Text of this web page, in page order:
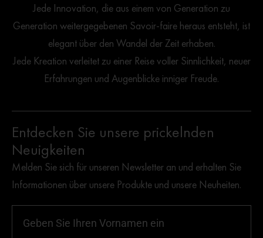
Jede Innovation, die aus einem von Generation zu
Generation weitergegebenen Savoir-faire heraus entsteht, ist
elegant über den Wandel der Zeit erhaben.
Jede Kreation verleitet zu einer Reise voller Sinnlichkeit, neuer
Erfahrungen und Augenblicke inniger Freude.
Entdecken Sie unsere prickelnden
Neuigkeiten
Melden Sie sich für unseren Newsletter an und erhalten Sie
Informationen über unsere Produkte und unsere Neuheiten.